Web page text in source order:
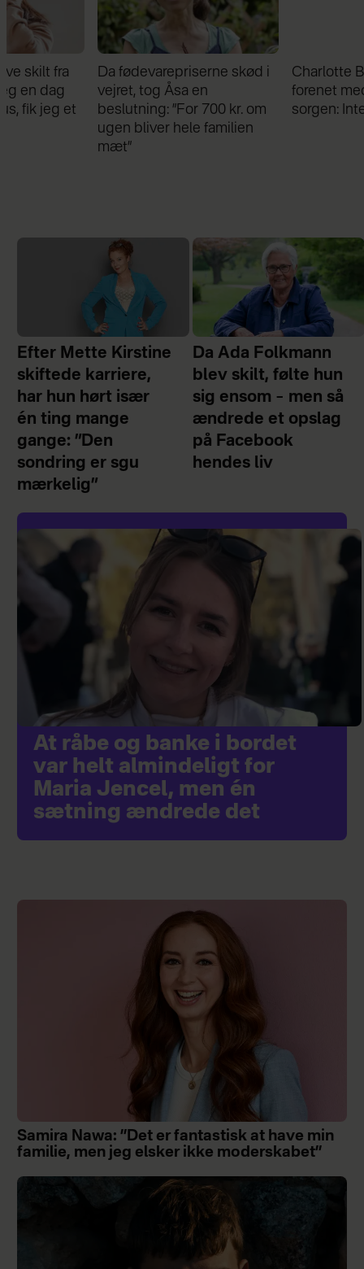
Da fødevarepriserne skød i
vejret, tog Åsa en
beslutning: ”For 700 kr. om
ugen bliver hele familien
Charlotte Bøving blev
forenet med sin bror i
sorgen: Intet kan skille os
Efter Mette Kirstine
skiftede karriere,
har hun hørt især
én ting mange
gange: ”Den
sondring er sgu
mærkelig”
Da Ada Folkmann
blev skilt, følte hun
sig ensom – men så
ændrede et opslag
på Facebook
hendes liv
At råbe og banke i bordet
var helt almindeligt for
Maria Jencel, men én
sætning ændrede det
Samira Nawa: ”Det er fantastisk at have min
familie, men jeg elsker ikke moderskabet”